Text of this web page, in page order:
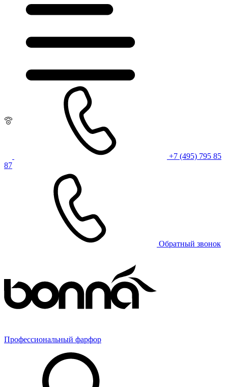
+7 (495) 795 85
87
Обратный звонок
Профессиональный фарфор